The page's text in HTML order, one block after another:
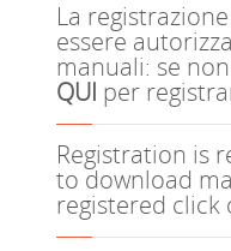
La
essere
manuali: se
QUI per
Registration is
to download
registered click